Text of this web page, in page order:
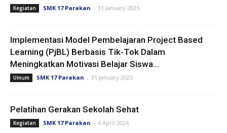
Kegiatan SMK 17 Parakan - 31 January 2025
Implementasi Model Pembelajaran Project Based
Learning (PjBL) Berbasis Tik-Tok Dalam
Meningkatkan Motivasi Belajar Siswa...
Umum SMK 17 Parakan - 31 January 2025
Pelatihan Gerakan Sekolah Sehat
Kegiatan SMK 17 Parakan - 4 April 2024